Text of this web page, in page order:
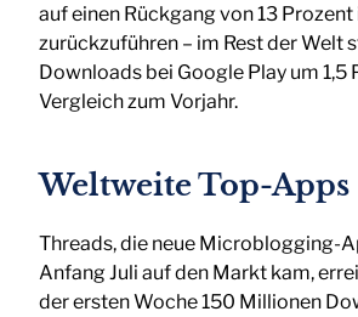
auf einen Rückgang von 13 Prozent
zurückzuführen – im Rest der Welt
Downloads bei Google Play um 1,5
Vergleich zum Vorjahr.
Weltweite Top-Apps
Threads, die neue Microblogging-
Anfang Juli auf den Markt kam,
der ersten Woche 150 Millionen